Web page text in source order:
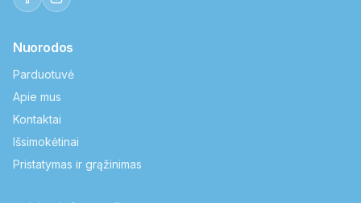
Nuorodos
Parduotuvė
Apie mus
Kontaktai
Išsimokėtinai
Pristatymas ir grąžinimas